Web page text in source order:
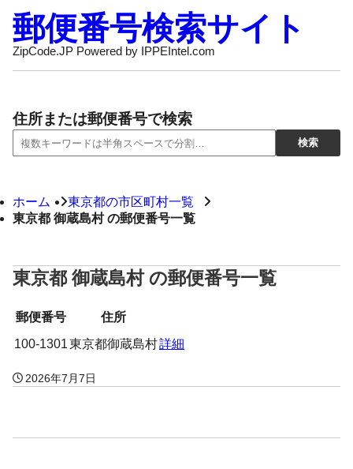
郵便番号検索サイト
ZipCode.JP Powered by IPPEIntel.com
住所または郵便番号で検索
ホーム
東京都の市区町村一覧
東京都 御蔵島村 の郵便番号一覧
東京都 御蔵島村 の郵便番号一覧
郵便番号
住所
100-1301東京都御蔵島村詳細
2026年7月7日